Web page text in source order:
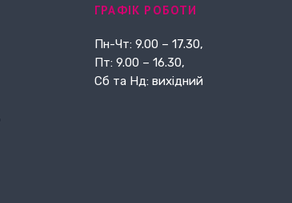
ГРАФІК РОБОТИ
Пн-Чт: 9.00 – 17.30,
Пт: 9.00 – 16.30,
Сб та Нд: вихідний